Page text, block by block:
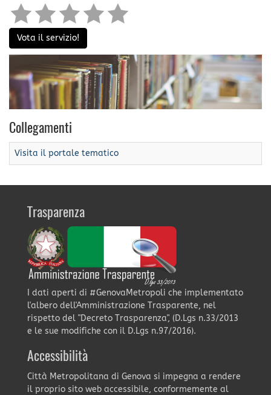
Vota il servizio!
Collegamenti
Visita il portale tematico
Trasparenza
I dati aperti di #GenovaMetropoli che implementato
l'albero dell'Amministrazione Trasparente, nel
rispetto del "Decreto Trasparenza", (D.Lgs n.33/2013
e le sue modifiche con il D.Lgs n.97/2016).
Accessibilità
Città Metropolitana di Genova si impegna a rendere
il proprio sito web accessibile, conformemente al